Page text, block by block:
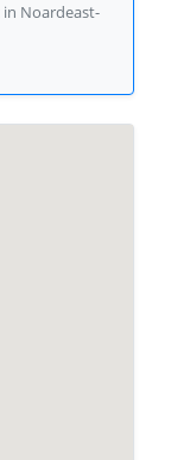
Noardeast-